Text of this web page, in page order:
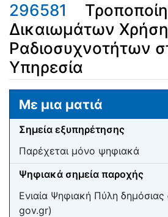
296581
Δικαιωμάτων
Ραδιοσυχνοτήτων
Υπηρεσία
Μετάβαση σε: πλοήγηση
Με μια ματιά
Σημεία εξυπηρέτησης
Παρέχεται μόνο ψηφιακά
Ψηφιακά σημεία παροχής
Ενιαία Ψηφιακή Πύλη
gov.gr)